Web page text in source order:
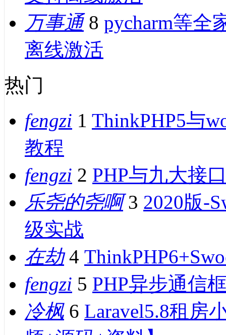
万事通 8 pycharm等全
离线激活
热门
fengzi 1 ThinkPHP5与
教程
fengzi 2 PHP与九大接
乐尧的尧啊 3 2020版-
级实战
在劫 4
fengzi 5 PHP异步通信
冷枫 6 Laravel5.8租房